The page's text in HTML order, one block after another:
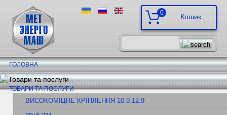
0
ГОЛОВНА
ТОВАРИ ТА ПОСЛУГИ
ВИСОКОМІЦНЕ КРІПЛЕННЯ 10.9 12.9